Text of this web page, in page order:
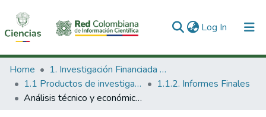
Log In (current)
Communities & Collections
All of DSpace
Home
1. Investigación Financiada con Recursos Públicos
1.1 Productos de investigación
1.1.2. Informes Finales
Análisis técnico y económico para el mejoramiento del proceso de regenaración de aceite dieléctrico, que actualmente tiene la empresa FYR Ingenieros.